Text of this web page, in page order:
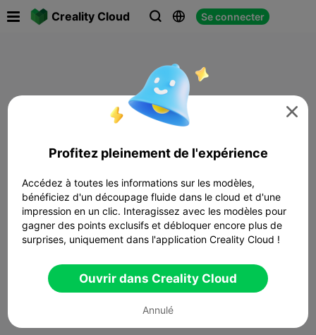
Creality Cloud   Se connecter

Profitez pleinement de l'expérience
Accédez à toutes les informations sur les modèles,
bénéficiez d'un découpage fluide dans le cloud et d'une
impression en un clic. Interagissez avec les modèles pour
gagner des points exclusifs et débloquer encore plus de
surprises, uniquement dans l'application Creality Cloud !
Ouvrir dans Creality Cloud
Annulé